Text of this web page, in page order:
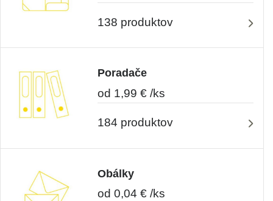
138 produktov
Poradače
od 1,99 € /ks
184 produktov
Obálky
od 0,04 € /ks